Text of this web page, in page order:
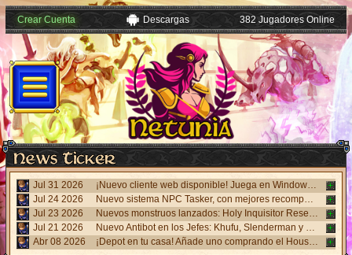
Crear Cuenta Descargas 382 Jugadores Online
Jul 31 2026
¡Nuevo cliente web disponible! Juega en Windows, Android y iPhone sin necesidad de instalar nada. Accede desde el panel "Mi Cuenta".
Jul 24 2026
Nuevo sistema NPC Tasker, con mejores recompensas y tareas de eventos. Visita al NPC Tasker con el Cliente Universal actualizado.
Jul 23 2026
Nuevos monstruos lanzados: Holy Inquisitor Reset 4000 y Gunsmoke Reset 4200. Refinación en la estatua Rigel, caza 6.
Jul 21 2026
Nuevo Antibot en los Jefes: Khufu, Slenderman y Carnage. Responde un desafío visual al hablar con los NPCs guardias para acceder a las salas.
Abr 08 2026
¡Depot en tu casa! Añade uno comprando el House Depot Pack en la Shop. Límite de 1 por casa.